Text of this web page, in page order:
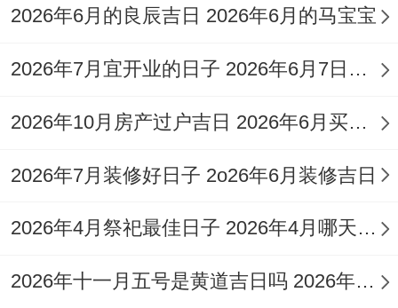
同当事人生肖三合（如虎，马、狗为三合）
或六盒（如鼠牛六盒）得日子，必须避开相
当日应谨慎祈福！
二、避忌因素
2026年6月的良辰吉日 2026年6月的马宝宝
2026年7月宜开业的日子 2026年6月7日开业好不好
2026年10月房产过户吉日 2026年6月买房过户吉日
2026年7月装修好日子 2o26年6月装修吉日
2026年4月祭祀最佳日子 2026年4月哪天祭祖好
2026年十一月五号是黄道吉日吗 2026年十一月六号是不是黄道吉日